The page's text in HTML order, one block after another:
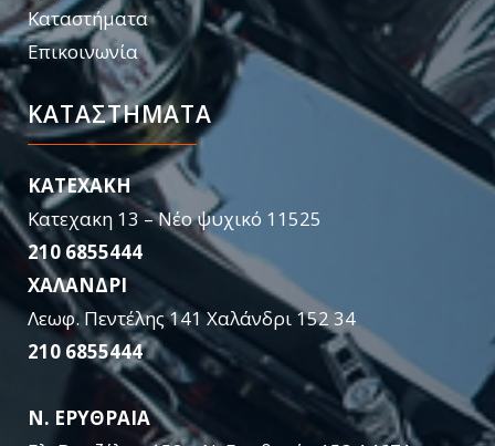
Καταστήματα
Επικοινωνία
ΚΑΤΑΣΤΉΜΑΤΑ
KATEXAKH
Κατεχακη 13 – Νέο ψυχικό 11525
210 6855444
ΧΑΛΑΝΔΡΙ
Λεωφ. Πεντέλης 141 Χαλάνδρι 152 34
210 6855444
Ν. ΕΡΥΘΡΑΙΑ